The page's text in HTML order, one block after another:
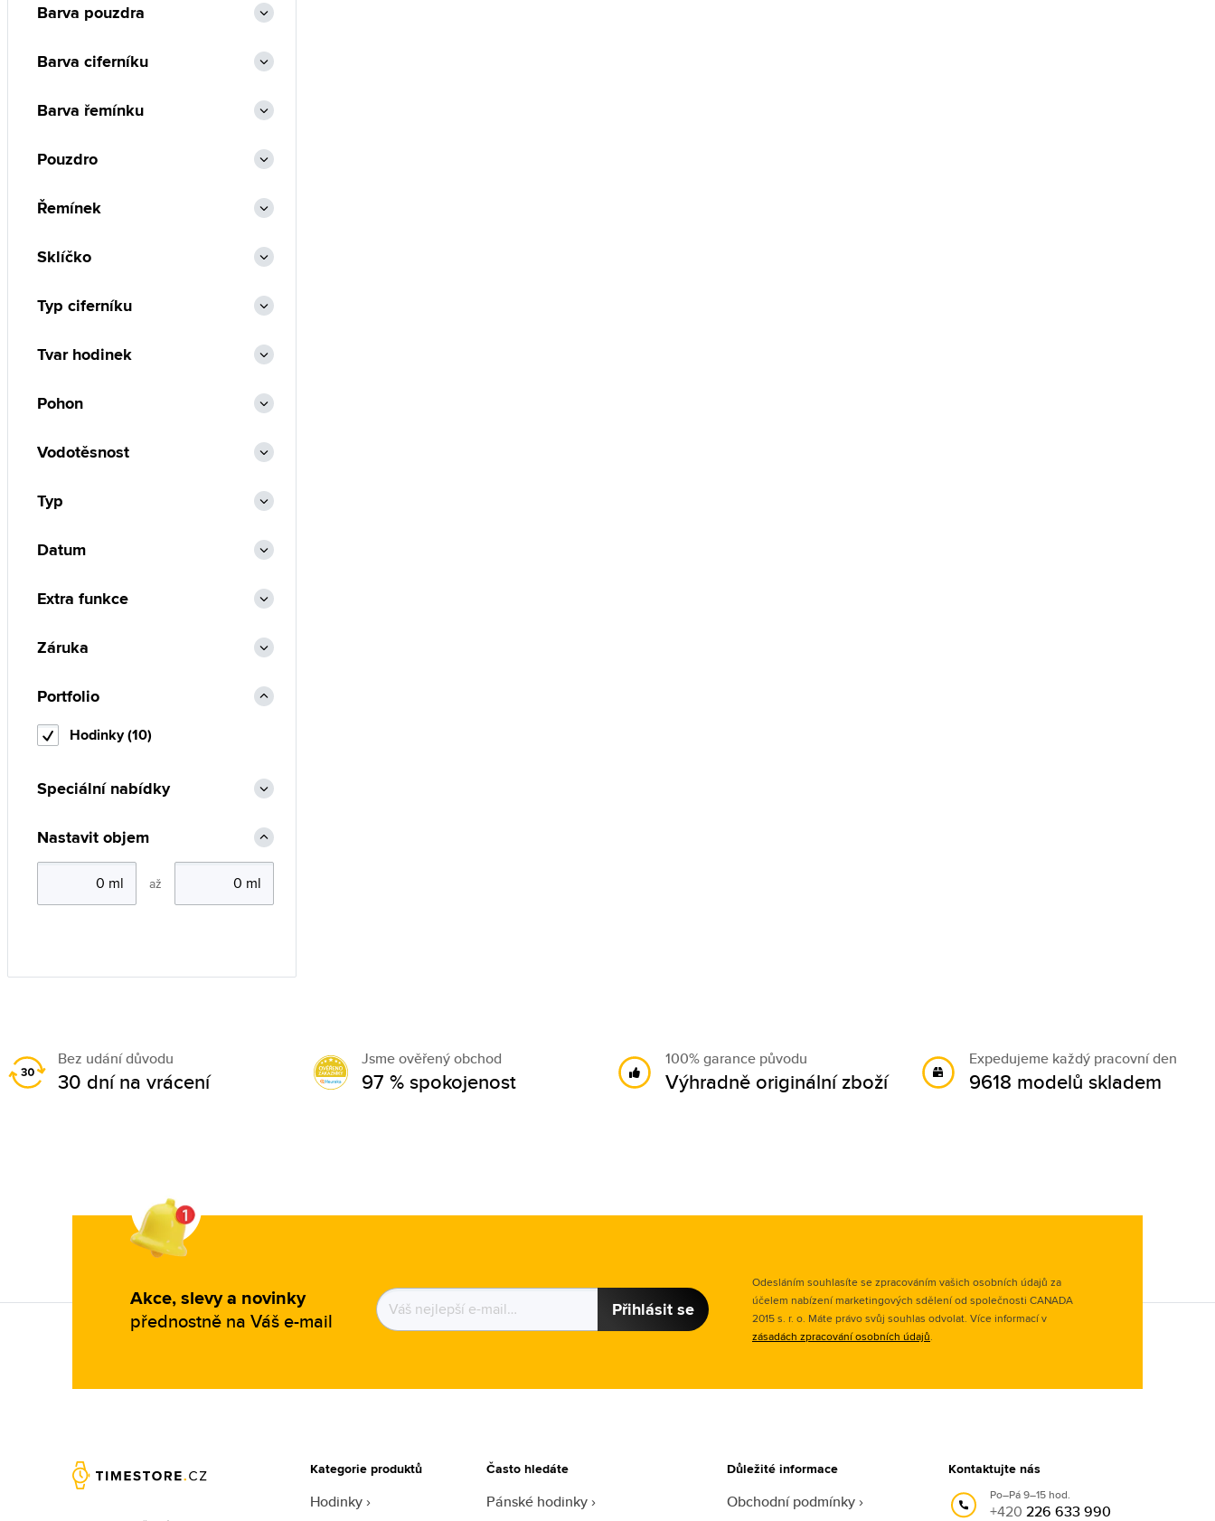
Barva pouzdra
Barva ciferníku
Barva řemínku
Pouzdro
Řemínek
Sklíčko
Typ ciferníku
Tvar hodinek
Pohon
Vodotěsnost
Typ
Datum
Extra funkce
Záruka
Portfolio
Hodinky (10)
Speciální nabídky
Nastavit objem
až
Bez udání důvodu
30 dní na vrácení
Jsme ověřený obchod
97 % spokojenost
100% garance původu
Výhradně originální zboží
Expedujeme každý pracovní den
9618 modelů skladem
Akce, slevy a novinky
přednostně na Váš e-mail Přihlásit se
Odesláním souhlasíte se zpracováním vašich osobních údajů za
účelem nabízení marketingových sdělení od společnosti CANADA
2015 s. r. o. Máte právo svůj souhlas odvolat. Více informací v
zásadách zpracování osobních údajů.
Kategorie produktů
Hodinky
Často hledáte
Pánské hodinky
Důležité informace
Obchodní podmínky
Kontaktujte nás
Po–Pá 9–15 hod.
+420226 633 990